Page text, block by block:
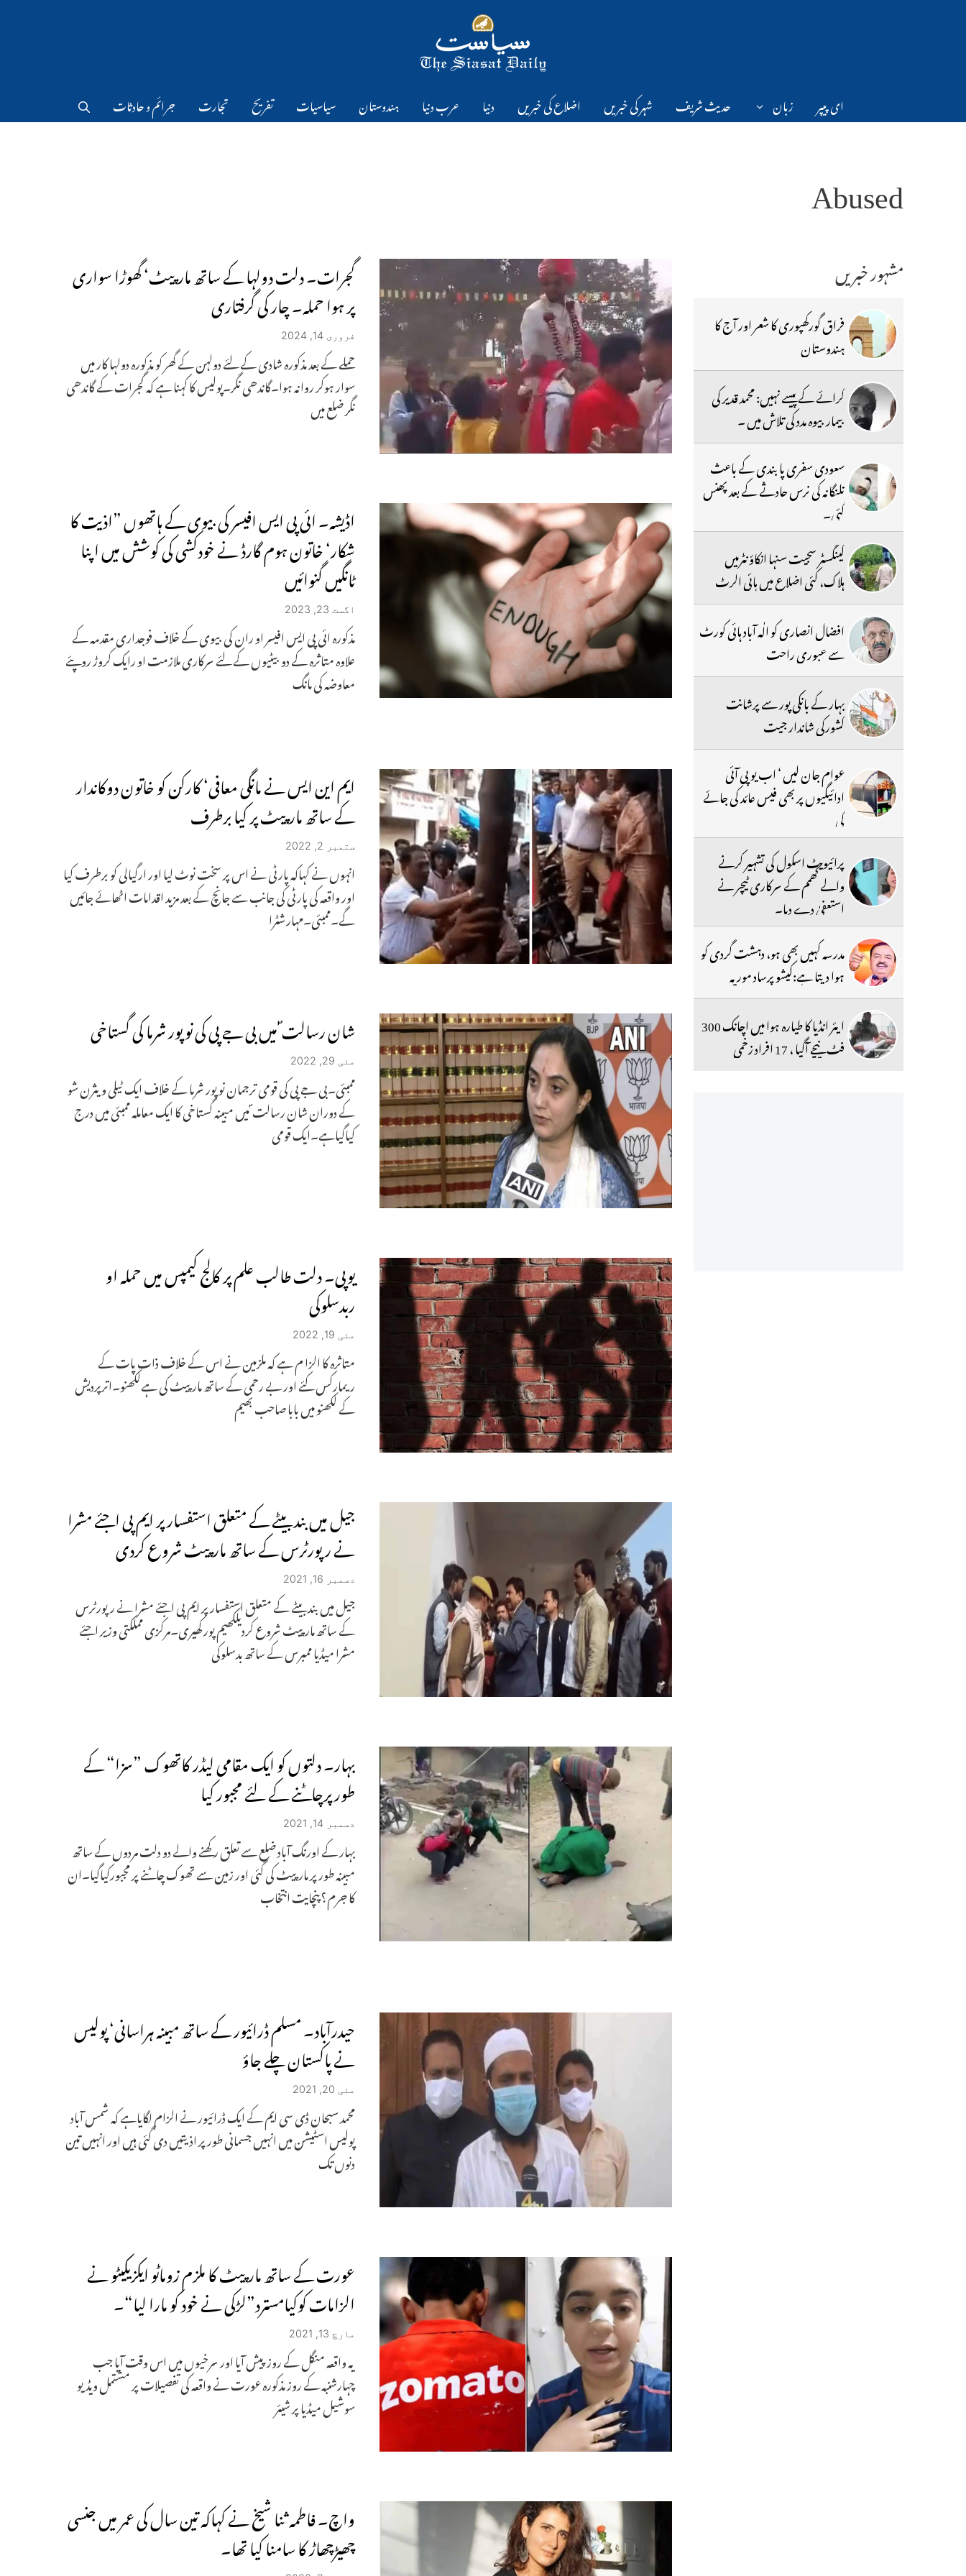
ای پیپر زبان حدیث شریف شہر کی خبریں اضلاع کی خبریں دنیا عرب دنیا ہندوستان سیاسیات تفریح تجارت جرائم و حادثات
Abused
گجرات۔ دلت دولہا کے ساتھ مارپیٹ‘ گھوڑا سواری
پر ہوا حملہ۔ چار کی گرفتاری
فروری 14, 2024
حملے کے بعد مذکورہ شادی کے لئے دولہن کے گھر کو مذکورہ دولہا کار میں
سوار ہوکر روانہ ہوا۔گاندھی نگر۔پولیس کا کہنا ہے کہ گجرات کے گاندھی
نگر ضلع میں
اڈیشہ۔ ائی پی ایس افیسر کی بیوی کے ہاتھوں ”اذیت کا
شکار‘ خاتون ہوم گارڈ نے خودکشی کی کوشش میں اپنا
ٹانگیں گنوائیں
اگست 23, 2023
مذکورہ ائی پی ایس افیسر او ران کی بیوی کے خلاف فوجداری مقدمہ کے
علاوہ متاثرہ کے دو بیٹیوں کے لئے سرکاری ملازمت او رایک کروڑ روپئے
معاوضہ کی مانگ
ایم این ایس نے مانگی معافی‘ کارکن کو خاتون دوکاندار
کے ساتھ مارپیٹ پر کیا برطرف
ستمبر 2, 2022
انہوں نے کہاکہ پارٹی نے اس پر سخت نوٹ لیا اور ارگیالی کو برطرف کیا
اور واقعہ کی پارٹی کی جانب سے جانچ کے بعد مزید اقدامات اٹھائے جائیں
گے۔ممبئی۔مہارشٹرا
شان رسالت ؐ میں بی جے پی کی نوپور شرما کی گستاخی
مئی 29, 2022
ممبئی۔بی جے پی کی قومی ترجمان نوپور شرما کے خلاف ایک ٹیلی ویثرن شو
کے دوران شان رسالت ؐ میں مبینہ گستاخی کا ایک معاملہ ممبئی میں درج
کیاگیاہے۔ایک قومی
یوپی۔ دلت طالب علم پر کالج کیمپس میں حملہ او
ربدسلوکی
مئی 19, 2022
متاثرہ کا الزا م ہے کہ ملزمین نے اس کے خلاف ذات پات کے
ریمارکس کئے اور بے رحمی کے ساتھ مارپیٹ کی ہےلکھنو۔اترپردیش
کے لکھنو میں بابا صاحب بھیم
جیل میں بند بیٹے کے متعلق استفسار پر ایم پی اجئے مشرا
نے رپورٹرس کے ساتھ مارپیٹ شروع کردی
دسمبر 16, 2021
جیل میں بند بیٹے کے متعلق استفسار پر ایم پی اجئے مشرا نے رپورٹرس
کے ساتھ مارپیٹ شروع کردیلکھیم پور کھیری۔مرکزی مملکتی وزیر اجئے
مشرا میڈیا ممبرس کے ساتھ بدسلوکی
بہار۔ دلتوں کو ایک مقامی لیڈر کاتھوک ”سزا“ کے
طور پرچاٹنے کے لئے مجبور کیا
دسمبر 14, 2021
بہار کے اورنگ آباد ضلع سے تعلق رکھنے والے دو دلت مردوں کے ساتھ
مبینہ طور پر مارپیٹ کی گئی اور زمین سے تھوک چاٹنے پر مجبورکیاگیا۔ان
کا جرم؟پنچایت انتخاب
حیدرآباد۔ مسلم ڈرائیور کے ساتھ مبینہ ہراسانی‘ پولیس
نے پاکستان چلے جاؤ
مئی 20, 2021
محمد سبحان ڈی سی ایم کے ایک ڈرائیور نے الزام لگایاہے کہ شمس آباد
پولیس اسٹیشن میں انہیں جسمانی طور پر اذیتیں دی گئی ہیں اور انہیں تین
دنوں تک
عورت کے ساتھ مارپیٹ کا ملزم زوماٹو ایکزیکیٹو نے
الزامات کوکیامسترد”لڑکی نے خود کو مارا لیا“۔
مارچ 13, 2021
یہ واقعہ منگل کے روز پیش آیا اور سرخیوں میں اس وقت آیا جب
چہارشنبہ کے روز مذکورہ عورت نے واقعہ کی تفصیلات پر مشتمل ویڈیو
سوشیل میڈیا پر شیئر
واچ۔ فاطمہ ثنا شیخ نے کہاکہ تین سال کی عمر میں جنسی
چھیڑچھاڑ کا سامنا کیا تھا۔
مشہور خبریں
فراق گورکھپوری کا شعر اور آج کا
ہندوستان
کرائے کے پیسے نہیں: محمد قدیر کی
بیمار بیوہ مدد کی تلاش میں ۔
سعودی سفری پابندی کے باعث
تلنگانہ کی نرس حادثے کے بعد پھنس
گئی۔
گینگسٹر سجیت سنہا انکاؤنٹرمیں
ہلاک، کئی اضلاع میں ہائی الرٹ
افضال انصاری کو الٰہ آباد ہائی کورٹ
سے عبوری راحت
بہار کے بانکی پور سے پرشانت
کشورکی شاندار جیت
عوام جان لیں ‘ اب یو پی آئی
ادائیگیوں پر بھی فیس عائد کی جائے
گی
پرائیویٹ اسکول کی تشہیر کرنے
والے کھمم کے سرکاری ٹیچر نے
استعفیٰ دے دیا۔
مدرسہ کہیں بھی ہو، دہشت گردی کو
ہوا دیتا ہے:کیشو پرساد موریہ
ایئر انڈیا کا طیارہ ہوا میں اچانک 300
فٹ نیچے آگیا ، 17 افراد زخمی